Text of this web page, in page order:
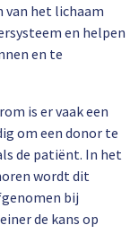
van het lichaam
en helpen
en te
is er vaak een
om een donor te
de patiënt. In het
wordt dit
bij
de kans op